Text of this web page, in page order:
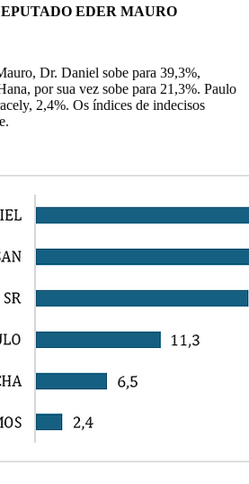
EDER MAURO
Dr. Daniel sobe para 39,3%,
por sua vez sobe para 21,3%. Paulo
2,4%. Os índices de indecisos